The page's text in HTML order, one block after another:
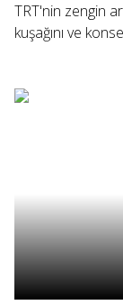
TRT'nin zengin
kuşağını ve